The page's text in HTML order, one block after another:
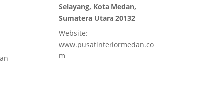
Selayang, Kota Medan,
Sumatera Utara 20132
Website:
www.pusatinteriormedan.co
m